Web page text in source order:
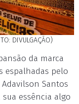
DIVULGAÇÃO)
da marca
espalhadas pelo
Santos
essência algo